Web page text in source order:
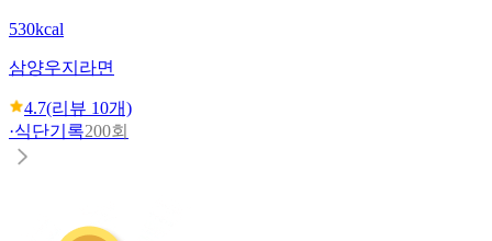
530kcal
삼양우지라면
4.7(리뷰 10개)
·식단기록200회